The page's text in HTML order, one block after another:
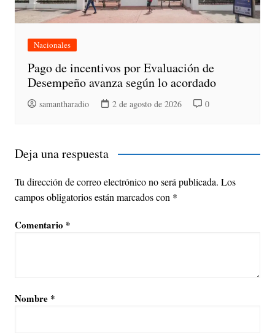
Nacionales
Pago de incentivos por Evaluación de
Desempeño avanza según lo acordado
samantharadio 2 de agosto de 2026 0
Deja una respuesta
Tu dirección de correo electrónico no será publicada. Los
campos obligatorios están marcados con *
Comentario *
Nombre *